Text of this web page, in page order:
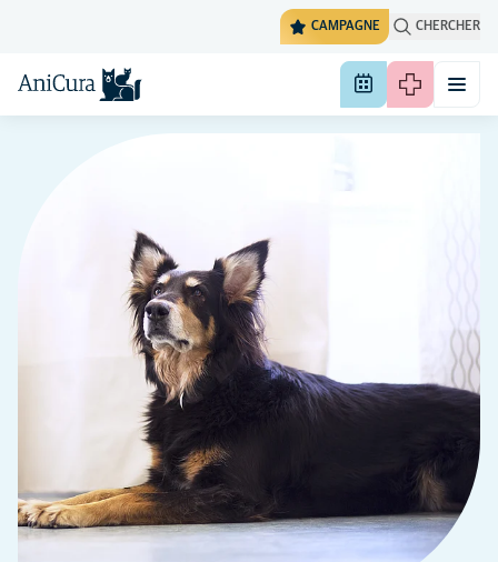
CAMPAGNE CHERCHER